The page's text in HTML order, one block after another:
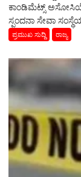
ಕಾಂಡಿಮೆಟ್ಸ್
ಸ್ಪಂದನಾ ಸೇವಾ
ಪ್ರಮುಖ ಸುದ್ದಿ ರಾಜ್ಯ